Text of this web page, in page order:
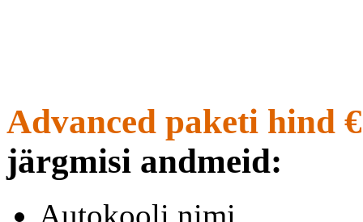
Advanced paketi hind
järgmisi andmeid:
Autokooli nimi